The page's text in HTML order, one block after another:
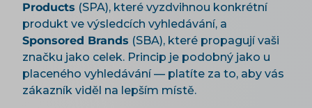
Products (SPA), které vyzdvihnou konkrétní
produkt ve výsledcích vyhledávání, a
Sponsored Brands (SBA), které propagují vaši
značku jako celek. Princip je podobný jako u
placeného vyhledávání — platíte za to, aby vás
zákazník viděl na lepším místě.